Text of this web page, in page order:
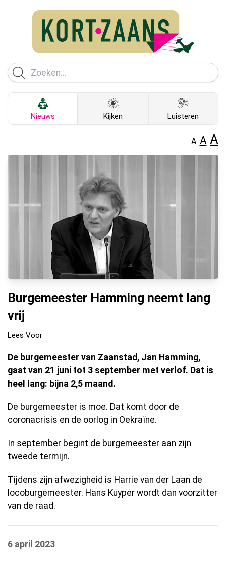
Nieuws Kijken Luisteren
A A A
Burgemeester Hamming neemt lang
vrij
Lees Voor
De burgemeester van Zaanstad, Jan Hamming,
gaat van 21 juni tot 3 september met verlof. Dat is
heel lang: bijna 2,5 maand.
De burgemeester is moe. Dat komt door de
coronacrisis en de oorlog in Oekraïne.
In september begint de burgemeester aan zijn
tweede termijn.
Tijdens zijn afwezigheid is Harrie van der Laan de
locoburgemeester. Hans Kuyper wordt dan voorzitter
van de raad.
6 april 2023